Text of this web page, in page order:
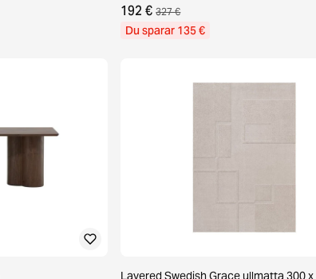
192 € 327 €
Du sparar 135 €
Layered Swedish Grace ullmatta 300